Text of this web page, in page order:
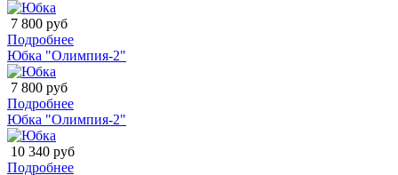
7 800 руб
Подробнее
Юбка "Олимпия-2"
7 800 руб
Подробнее
Юбка "Олимпия-2"
10 340 руб
Подробнее